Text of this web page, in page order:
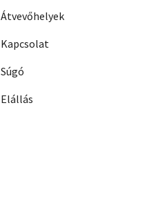
Átvevőhelyek
Kapcsolat
Súgó
Elállás